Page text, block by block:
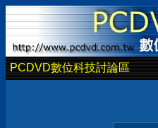
PCDVD數位科技討論區